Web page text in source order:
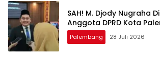
SAH! M. Djody Nugraha
Anggota DPRD Kota
Palembang 28 Juli 2026